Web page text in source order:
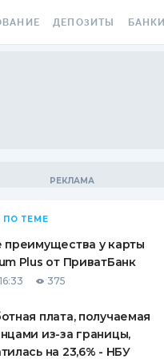
ВИНЬЕТКА
СОТРУДНИКОВ
ОТ
СЛУЧАЕВ
ДЕПОЗИТЫ
ВОПРОСЫ И ОТВЕТЫ
ПУТЕВОДИТЕЛИ ПО
БАНКИ
ПО ТЕМЕ
преимущества у карты
Plus от ПриватБанк
375
плата, получаемая
из-за границы,
на 23,6% - НБУ